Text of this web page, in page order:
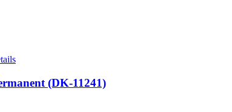
(DK-11241)